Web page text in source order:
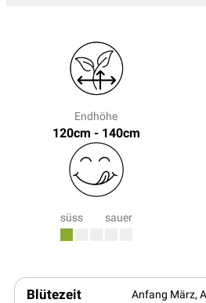
Endhöhe
120cm - 140cm
süss sauer
Blütezeit Anfang März,